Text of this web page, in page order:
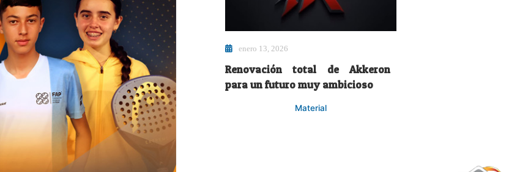
enero 13, 2026
Renovación total de Akkeron
para un futuro muy ambicioso
Material